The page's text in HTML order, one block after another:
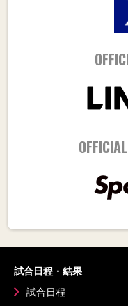
試合日程・結果
試合日程